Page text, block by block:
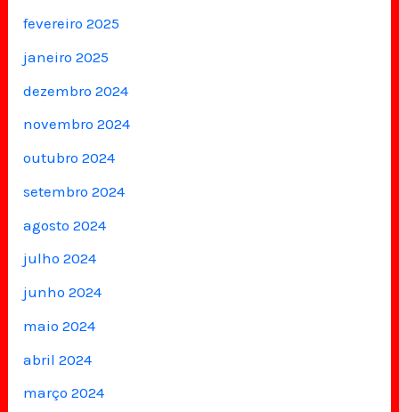
fevereiro 2025
janeiro 2025
dezembro 2024
novembro 2024
outubro 2024
setembro 2024
agosto 2024
julho 2024
junho 2024
maio 2024
abril 2024
março 2024